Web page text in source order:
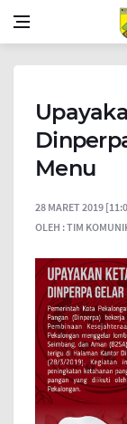
Menu
28 MARET 2019
OLEH :TIM